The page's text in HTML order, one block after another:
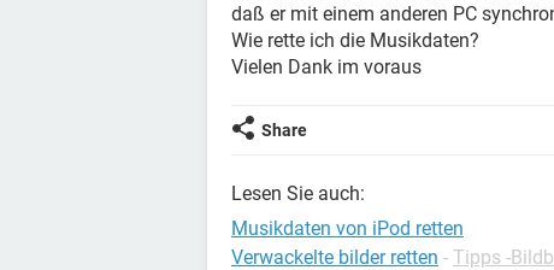
daß er mit einem anderen PC
Wie rette ich die Musikdaten?
Vielen Dank im voraus
Share
Lesen Sie auch:
Musikdaten von iPod retten
Verwackelte bilder retten - Tipps -